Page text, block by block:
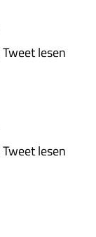
Tweet lesen
Tweet lesen